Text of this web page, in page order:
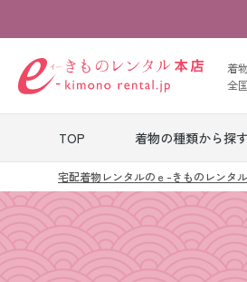
着
全
TOP 着物の種類から探
七五三
ベビ
タル
宅配着物レンタルのｅ-きものレンタ